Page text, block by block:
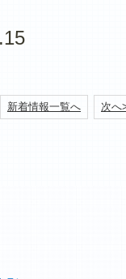
新着情報一覧へ 次へ